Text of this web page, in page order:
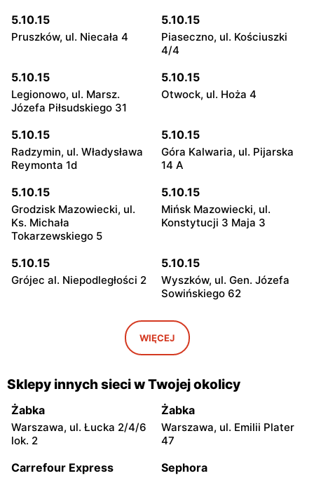
5.10.15
Pruszków, ul. Niecała 4
5.10.15
Piaseczno, ul. Kościuszki
4/4
5.10.15
Legionowo, ul. Marsz.
Józefa Piłsudskiego 31
5.10.15
Otwock, ul. Hoża 4
5.10.15
Radzymin, ul. Władysława
Reymonta 1d
5.10.15
Góra Kalwaria, ul. Pijarska
14 A
5.10.15
Grodzisk Mazowiecki, ul.
Ks. Michała
Tokarzewskiego 5
5.10.15
Mińsk Mazowiecki, ul.
Konstytucji 3 Maja 3
5.10.15
Grójec al. Niepodległości 2
5.10.15
Wyszków, ul. Gen. Józefa
Sowińskiego 62
Warka, ul. Senatorska 3
5.10.15
Pułtusk, ul. 3 Maja 12
Garwolin, ul. Kościuszki 22c Płońsk, ul. Grunwaldzka 31
5.10.15
Skierniewice, ul.
Jagiellońska 8a/16
5.10.15
Rawa Mazowiecka al.
Konstytucji 3 Maja 2
5.10.15 5.10.15
WIĘCEJ
Sklepy innych sieci w Twojej okolicy
Żabka
Warszawa, ul. Łucka 2/4/6
lok. 2
Żabka
Warszawa, ul. Emilii Plater
47
Carrefour Express Sephora